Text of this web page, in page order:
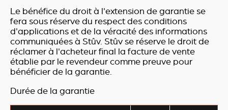
Le bénéfice du droit à l'extension de garantie se
fera sous réserve du respect des conditions
d'applications et de la véracité des informations
communiquées à Stûv. Stûv se réserve le droit de
réclamer à l'acheteur final la facture de vente
établie par le revendeur comme preuve pour
bénéficier de la garantie.
Durée de la garantie